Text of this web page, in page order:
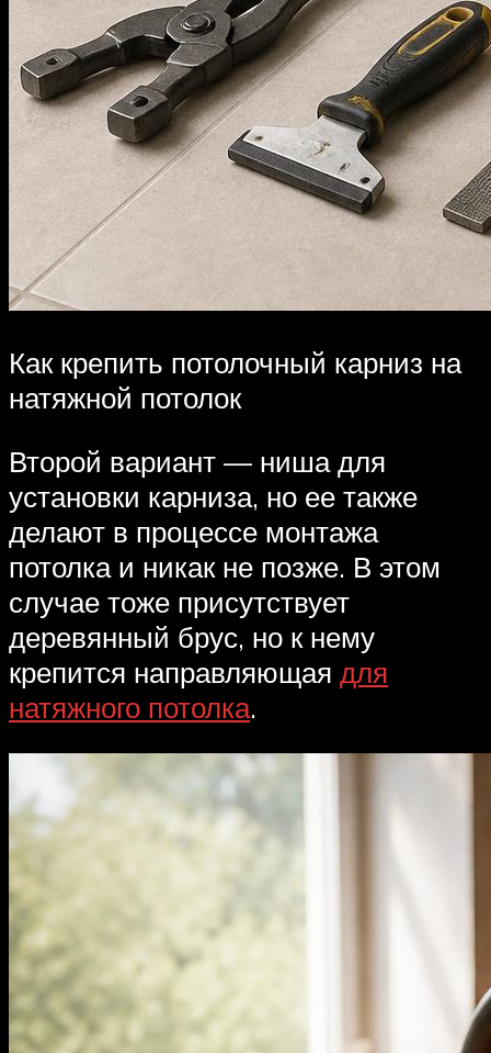
Как крепить потолочный карниз на
натяжной потолок
Второй вариант — ниша для
установки карниза, но ее также
делают в процессе монтажа
потолка и никак не позже. В этом
случае тоже присутствует
деревянный брус, но к нему
крепится направляющая для
натяжного потолка.